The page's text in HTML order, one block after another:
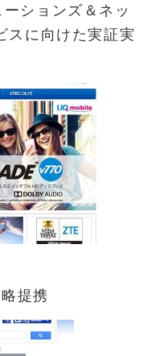
ションズ＆ネッ
スに向けた実証実
提携